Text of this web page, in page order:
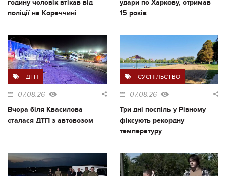
годину чоловік втікав від
поліції на Кореччині
удари по Харкову, отримав
15 років
ДТП
07.08.26
Вчора біля Квасилова
сталася ДТП з автовозом
СУСПІЛЬСТВО
07.08.26
Три дні поспіль у Рівному
фіксують рекордну
температуру